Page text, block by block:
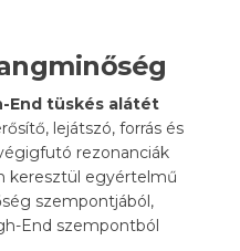
End tüskés alátét
lejátszó, forrás és
rezonanciák
keresztül egyértelmű
szempontjából,
End szempontból